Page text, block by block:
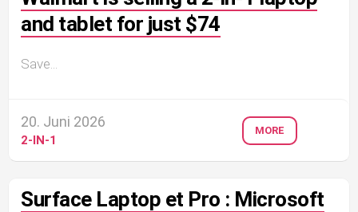
and tablet for just $74
Save...
20. Juni 2026
2-IN-1
MORE
Surface Laptop et Pro : Microsoft